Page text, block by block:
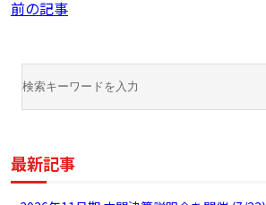
前の記事
最新記事